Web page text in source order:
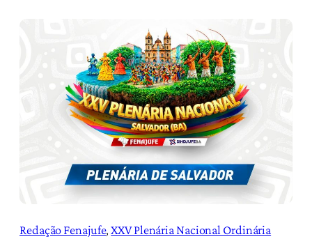
Redação Fenajufe, XXV Plenária Nacional Ordinária